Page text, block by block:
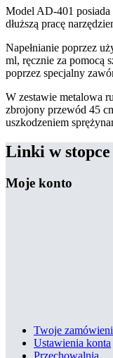
Model AD-401 posiada
dłuższą pracę
Napełnianie poprzez
ml, ręcznie za pomocą
poprzez specjalny
W zestawie metalowa
zbrojony przewód 45
uszkodzeniem
Linki w stopce
Moje konto
Twoje
Ustawienia konta
Przechowalnia